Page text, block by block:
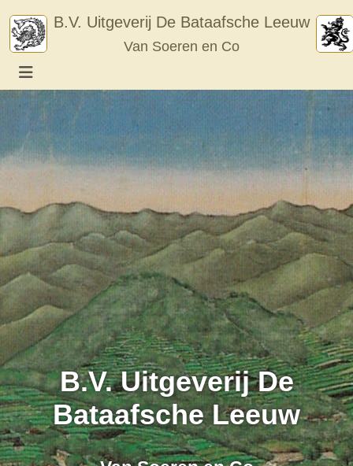
content
B.V. Uitgeverij De Bataafsche Leeuw
Van Soeren en Co
B.V. Uitgeverij De
Bataafsche Leeuw